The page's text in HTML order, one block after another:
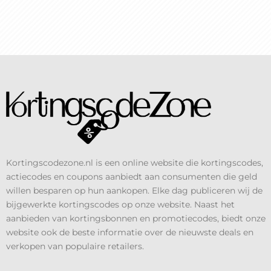
Kortingscodezone.nl is een online website die kortingscodes,
actiecodes en coupons aanbiedt aan consumenten die geld
willen besparen op hun aankopen. Elke dag publiceren wij de
bijgewerkte kortingscodes op onze website. Naast het
aanbieden van kortingsbonnen en promotiecodes, biedt onze
website ook de beste informatie over de nieuwste deals en
verkopen van populaire retailers.